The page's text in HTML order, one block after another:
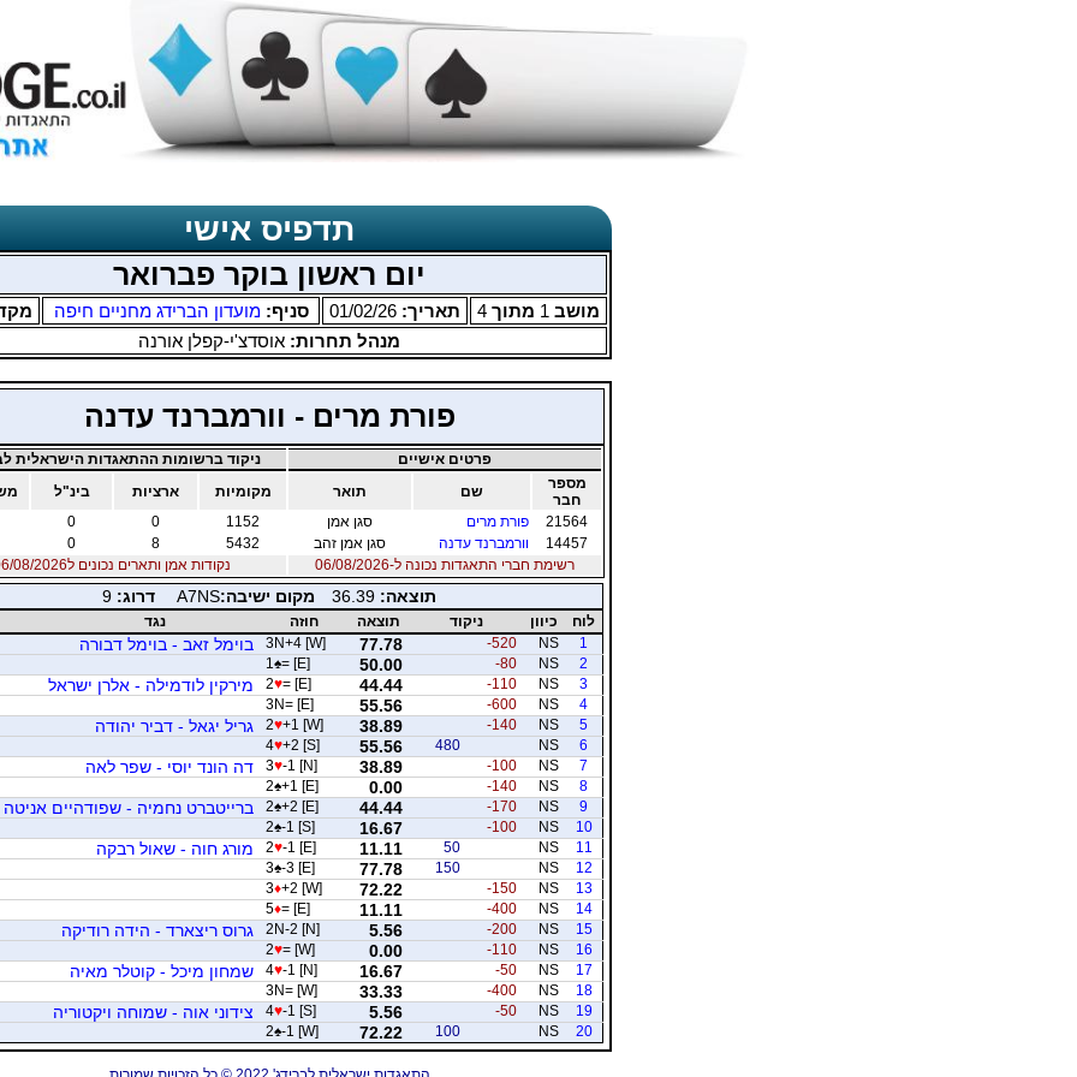
תדפיס אישי
יום ראשון בוקר פברואר
מושב 1 מתוך 4 תאריך: 01/02/26 סניף:מועדון הברידג מחניים חיפה
מנהל תחרות: אוסדצ'י-קפלן אורנה
פורת מרים - וורמברנד עדנה
פרטים אישיים
ניקוד ברשומות ההתאגדות הישראלית
מספר
חבר
שם תואר מקומיות ארציות בינ"ל
21564
פורת מרים סגן אמן 1152
0
0
14457
וורמברנד עדנה סגן אמן זהב 5432
8
0
רשימת חברי התאגדות נכונה ל-06/08/2026
נקודות אמן ותארים נכונים ל06/08/2026
תוצאה: 36.39 מקום ישיבה:A7NS דרוג: 9
לוח כיוון ניקוד תוצאה חוזה
נגד
1
NS
-520
77.78
3N+4 [W] בוימל זאב - בוימל דבורה
2
NS
-80
50.00
1 ♠= [E]
3
NS
-110
44.44
2♥= [E] מירקין לודמילה - אלרן ישראל
4
NS
-600
55.56
3N= [E]
5
NS
-140
38.89
2♥+1 [W] גריל יגאל - דביר יהודה
6
NS
480
55.56
4♥+2 [S]
7
NS
-100
38.89
3♥-1 [N] דה הונד יוסי - שפר לאה
8
NS
-140
0.00
2♠+1 [E]
9
NS
-170
44.44
2♠+2 [E] ברייטברט נחמיה - שפודהיים אניטה
10
NS
-100
16.67
2♠-1 [S]
11
NS
50
11.11
2♥-1 [E] מורג חוה - שאול רבקה
12
NS
150
77.78
3♠-3 [E]
13
NS
-150
72.22
3♦+2 [W]
14
NS
-400
11.11
5♦= [E]
15
NS
-200
5.56
2N-2 [N] גרוס ריצארד - הידה רודיקה
16
NS
-110
0.00
2♥= [W]
17
NS
-50
16.67
4♥-1 [N] שמחון מיכל - קוטלר מאיה
18
NS
-400
33.33
3N= [W]
19
NS
-50
5.56
4♥-1 [S] צידוני אוה - שמוחה ויקטוריה
20
NS
100
72.22
2♠-1 [W]